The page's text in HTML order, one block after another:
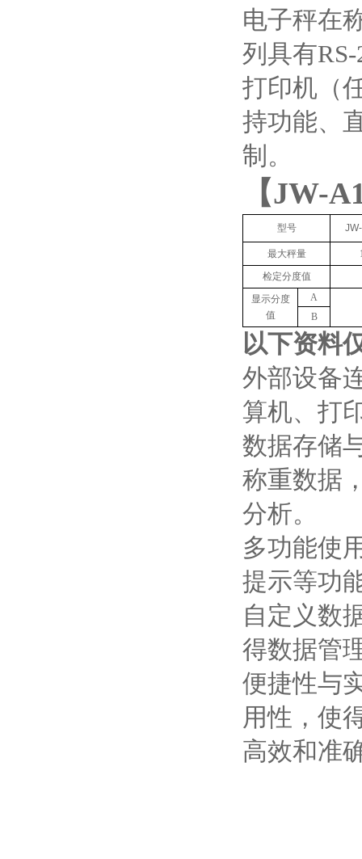
电子秤在
列具有
打印机（
持功能、
制。
【JW-
型号
最大秤量
检定分度值
显示分度
值
A
B
以下资料
外部设备
算机、打
数据存储
称重数据
分析。
多功能使
提示等功
自定义数
得数据管
便捷性与
用性，使
高效和准